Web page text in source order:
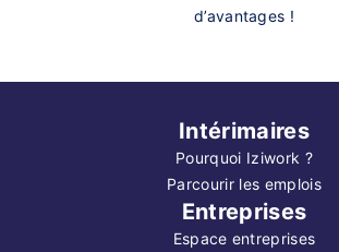
d’avantages !
Intérimaires
Pourquoi Iziwork ?
Parcourir les emplois
Entreprises
Espace entreprises